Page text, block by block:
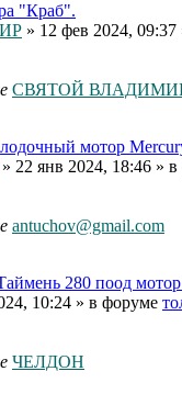
"Краб".
» 12 фев 2024,
СВЯТОЙ
мотор
» 22 янв 2024, 18:46 »
antuchov@gmail.com
280 поод
10:24 » в форуме
ЧЕЛДОН